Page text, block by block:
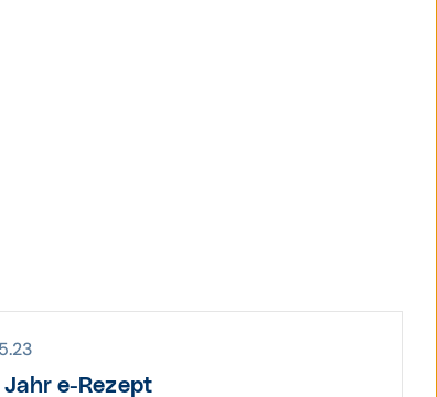
Jahr e-Rezept